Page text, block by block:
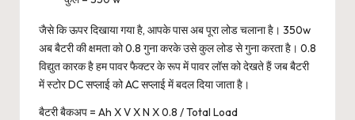
जैसे कि ऊपर दिखाया गया है, आपके पास अब पूरा लोड चलाना है। 350w
अब बैटरी की क्षमता को 0.8 गुना करके उसे कुल लोड से गुना करता है। 0.8
विद्युत कारक है हम पावर फैक्टर के रूप में पावर लॉस को देखते हैं जब बैटरी
में स्टोर DC सप्लाई को AC सप्लाई में बदल दिया जाता है।
बैटरी बैकअप = Ah X V X N X 0.8 / Total Load